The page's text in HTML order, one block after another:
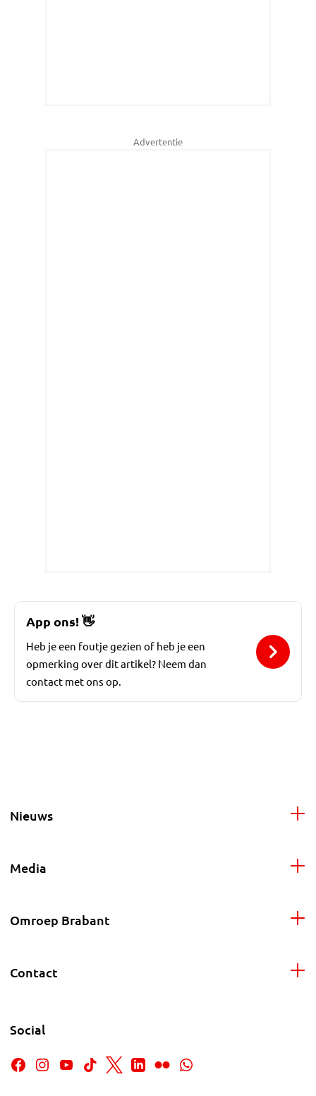
Advertentie
App ons!👋
Heb je een foutje gezien of heb je een
opmerking over dit artikel? Neem dan
contact met ons op.
Nieuws
Media
Omroep Brabant
Contact
Social